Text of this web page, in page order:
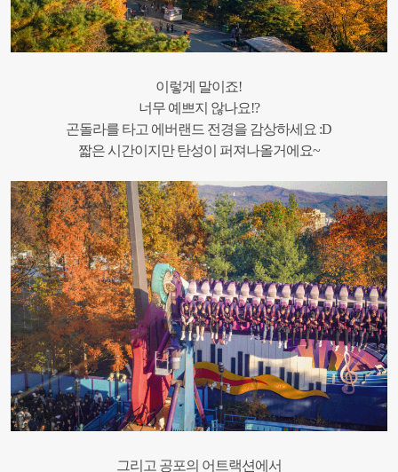
이렇게 말이죠!
너무 예쁘지 않나요!?
곤돌라를 타고 에버랜드 전경을 감상하세요 :D
짧은 시간이지만 탄성이 퍼져나올거에요~
그리고 공포의 어트랙션에서